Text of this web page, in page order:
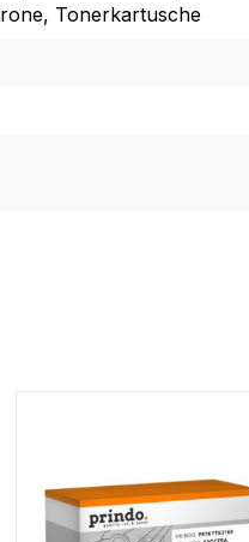
Tonerkartusche